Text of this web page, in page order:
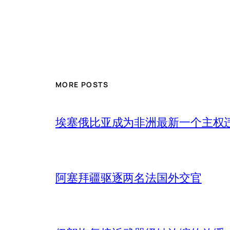
MORE POSTS
埃塞俄比亚成为非洲最新一个主权
阿塞拜疆驱逐两名法国外交官